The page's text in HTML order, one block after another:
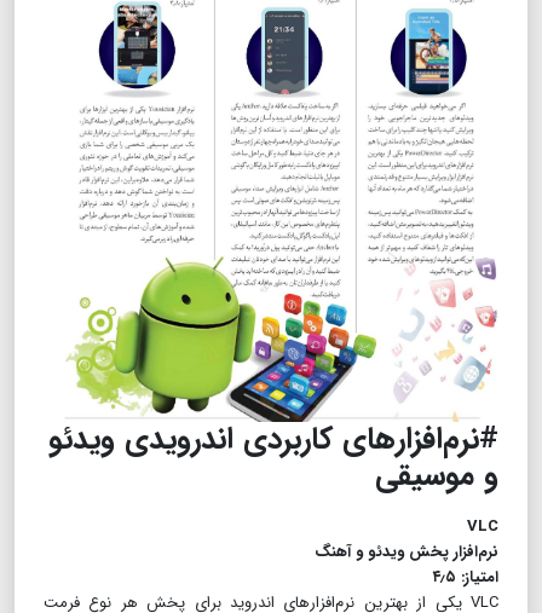
#نرم‌افزار‌های کاربردی اندرویدی ویدئو
و موسیقی
VLC
نرم‌افزار پخش ویدئو و آهنگ
امتیاز:‌ ۴٫۵
VLC یکی از بهترین نرم‌افزار‌های اندروید برای پخش هر نوع فرمت